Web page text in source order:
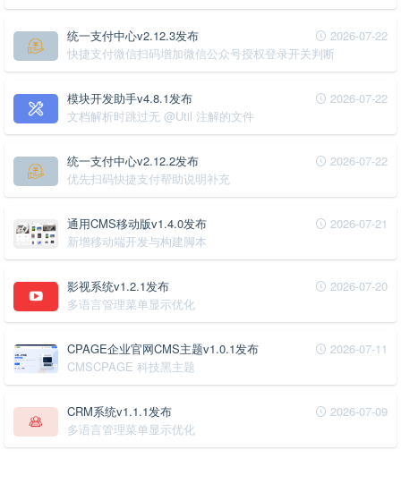
2026-07-22
统一支付中心v2.12.3发布
快捷支付微信扫码增加微信公众号授权登录开关判断
2026-07-22
模块开发助手v4.8.1发布
文档解析时跳过无 @Util 注解的文件
2026-07-22
统一支付中心v2.12.2发布
优先扫码快捷支付帮助说明补充
2026-07-21
通用CMS移动版v1.4.0发布
新增移动端开发与构建脚本
2026-07-20
影视系统v1.2.1发布
多语言管理菜单显示优化
2026-07-11
CPAGE企业官网CMS主题v1.0.1发布
CMSCPAGE 科技黑主题
2026-07-09
CRM系统v1.1.1发布
多语言管理菜单显示优化